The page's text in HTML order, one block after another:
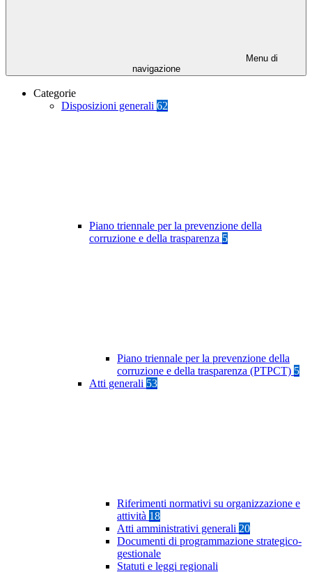
Menu di
navigazione
Categorie
Disposizioni generali 62
Piano triennale per la prevenzione della
corruzione e della trasparenza 5
Piano triennale per la prevenzione della
corruzione e della trasparenza (PTPCT) 5
Atti generali 53
Riferimenti normativi su organizzazione e
attività 18
Atti amministrativi generali 20
Documenti di programmazione strategico-
gestionale
Statuti e leggi regionali